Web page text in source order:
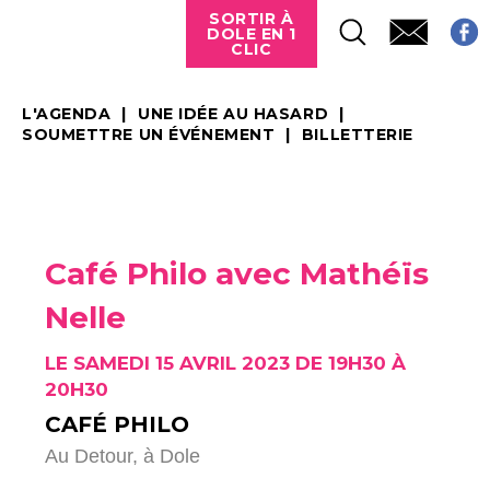
SORTIR À
DOLE EN 1
CLIC
L'AGENDA
UNE IDÉE AU HASARD
SOUMETTRE UN ÉVÉNEMENT
BILLETTERIE
Café Philo avec Mathéïs
Nelle
LE SAMEDI 15 AVRIL 2023 DE 19H30 À
20H30
CAFÉ PHILO
Au Detour, à Dole